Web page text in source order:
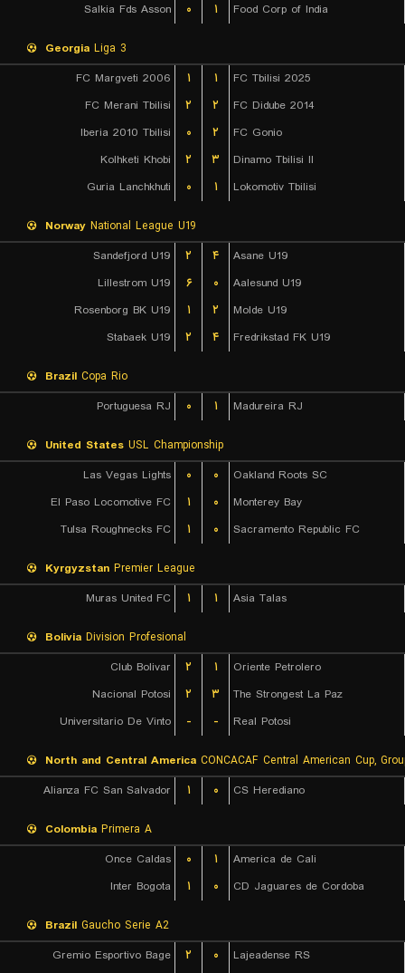
Salkia Fds Asson
۰ ۱ Food Corp of India
Georgia Liga 3
FC Margveti 2006
۱ ۱
FC Tbilisi 2025
FC Merani Tbilisi
۲ ۲
FC Didube 2014
Iberia 2010 Tbilisi
۰ ۲
FC Gonio
Kolhketi Khobi
۲ ۳
Dinamo Tbilisi II
Guria Lanchkhuti
۰ ۱ Lokomotiv Tbilisi
Norway National League U19
Sandefjord U19
۲ ۴
Asane U19
Lillestrom U19
۶ ۰
Aalesund U19
Rosenborg BK U19
۱ ۲
Molde U19
Stabaek U19
۲ ۴ Fredrikstad FK U19
Brazil Copa Rio
Portuguesa RJ
۰ ۱ Madureira RJ
United States USL Championship
Las Vegas Lights
۰ ۰
Oakland Roots SC
El Paso Locomotive FC
۱ ۰
Monterey Bay
Tulsa Roughnecks FC
۱ ۰ Sacramento Republic FC
Kyrgyzstan Premier League
Muras United FC
۱ ۱ Asia Talas
Bolivia Division Profesional
Club Bolivar
۲ ۱
Oriente Petrolero
Nacional Potosi
۲ ۳
The Strongest La Paz
Universitario De Vinto
- - Real Potosi
North and Central America CONCACAF Central American Cup,
Alianza FC San Salvador
۱ ۰ CS Herediano
Colombia Primera A
Once Caldas
۰ ۱
America de Cali
Inter Bogota
۱ ۰ CD Jaguares de Cordoba
Brazil Gaucho Serie A2
Gremio Esportivo Bage
۲ ۰
Lajeadense RS